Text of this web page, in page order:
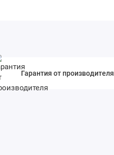
Гарантия от производителя